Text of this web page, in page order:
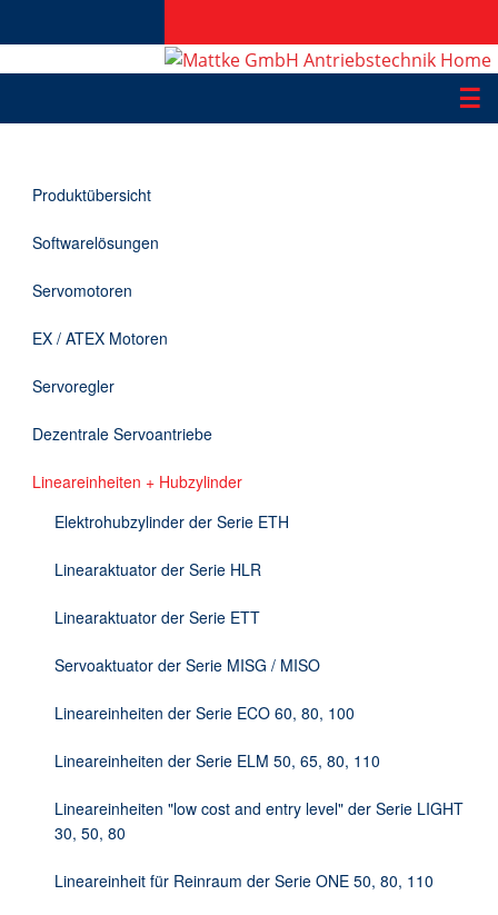
☰
Applikationen
Informationen
Downloads
Kontakt
Produktübersicht
Softwarelösungen
Servomotoren
EX / ATEX Motoren
Servoregler
Dezentrale Servoantriebe
Lineareinheiten + Hubzylinder
Elektrohubzylinder der Serie ETH
Linearaktuator der Serie HLR
Linearaktuator der Serie ETT
Servoaktuator der Serie MISG / MISO
Lineareinheiten der Serie ECO 60, 80, 100
Lineareinheiten der Serie ELM 50, 65, 80, 110
Lineareinheiten "low cost and entry level" der Serie LIGHT
30, 50, 80
Lineareinheit für Reinraum der Serie ONE 50, 80, 110